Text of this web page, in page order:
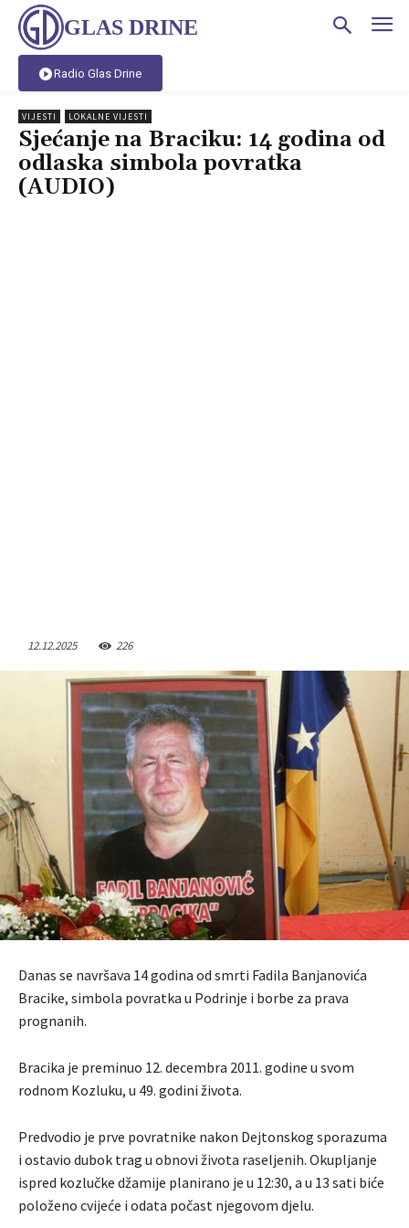
GLAS DRINE
Radio Glas Drine
VIJESTI LOKALNE VIJESTI
Sjećanje na Braciku: 14 godina od
odlaska simbola povratka
(AUDIO)
12.12.2025 227
Danas se navršava 14 godina od smrti Fadila Banjanovića
Bracike, simbola povratka u Podrinje i borbe za prava
prognanih.
Bracika je preminuo 12. decembra 2011. godine u svom
rodnom Kozluku, u 49. godini života.
Predvodio je prve povratnike nakon Dejtonskog sporazuma
i ostavio dubok trag u obnovi života raseljenih. Okupljanje
ispred kozlučke džamije planirano je u 12:30, a u 13 sati biće
položeno cvijeće i odata počast njegovom djelu.